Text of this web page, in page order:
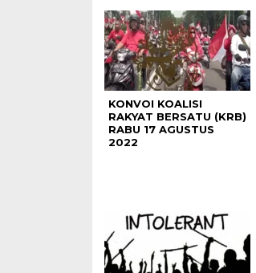
KONVOI KOALISI
RAKYAT BERSATU (KRB)
RABU 17 AGUSTUS
2022